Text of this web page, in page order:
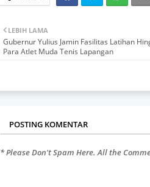
LEBIH LAMA
Gubernur Yulius Jamin Fasilitas Latihan
Para Atlet Muda Tenis Lapangan
POSTING KOMENTAR
* Please Don't Spam Here. All the